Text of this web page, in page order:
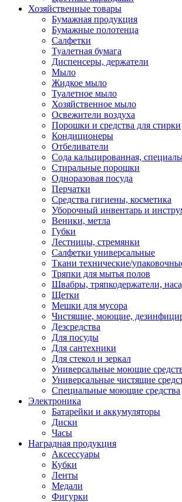
Хозяйственные товары
Бумажная продукция
Бумажные полотенца
Салфетки
Туалетная бумага
Диспенсеры, держатели
Мыло
Жидкое мыло
Туалетное мыло
Хозяйственное мыло
Освежители воздуха
Порошки и средства для стирки
Кондиционеры
Отбеливатели
Сода кальцированная,
Стиральные порошки
Одноразовая посуда
Перчатки
Средства гигиены, косметика
Уборочный инвентарь и
Веники, метла
Губки
Лестницы, стремянки
Салфетки универсальные
Ткани технические/
Тряпки для мытья полов
Швабры, тряпкодержатели,
Щетки
Мешки для мусора
Чистящие, моющие,
Дезсредства
Для посуды
Для сантехники
Для стекол и зеркал
Универсальные моющие
Универсальные чистящие
Специальные моющие средства
Электроника
Батарейки и аккумуляторы
Диски
Часы
Наградная продукция
Аксессуары
Кубки
Ленты
Медали
Фигурки